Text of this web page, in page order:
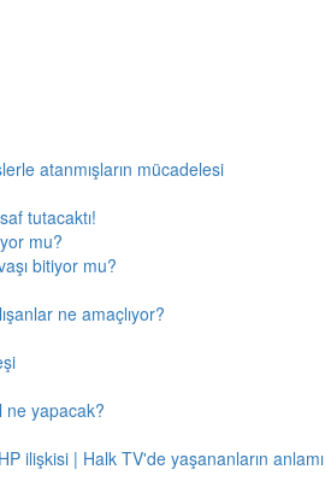
atanmışların mücadelesi
tutacaktı!
mu?
bitiyor mu?
ne amaçlıyor?
ne yapacak?
ilişkisi | Halk TV'de yaşananların anlamı